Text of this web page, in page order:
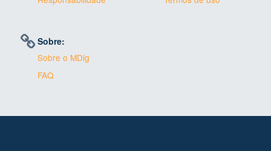
Sobre:
Sobre o MDig
FAQ